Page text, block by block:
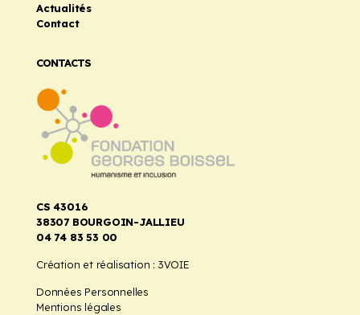
Actualités
Contact
CONTACTS
CS 43016
38307 BOURGOIN-JALLIEU
04 74 83 53 00
Création et réalisation : 3VOIE
Données Personnelles
Mentions légales